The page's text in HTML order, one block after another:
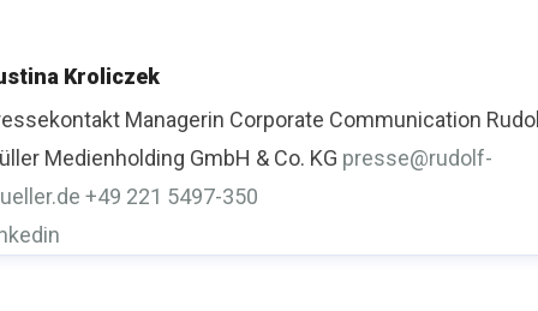
Kroliczek
Managerin Corporate Communication
Medienholding GmbH & Co. KG presse@rudolf-
+49 221 5497-350